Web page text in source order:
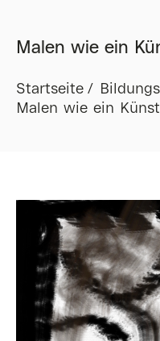
Malen wie ein
Startseite
Malen wie ein